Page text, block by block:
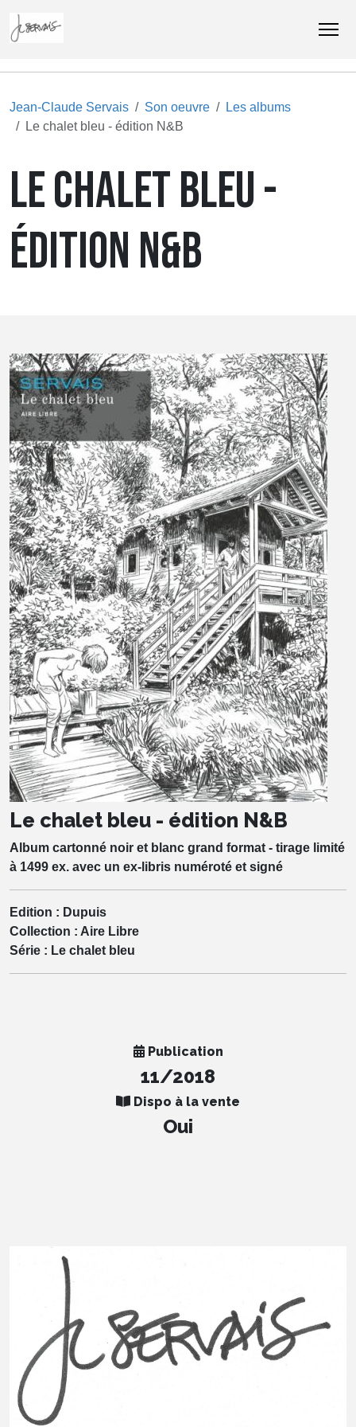
Jean-Claude Servais Son oeuvre
Les albums
Le chalet bleu - édition N&B
LE CHALET BLEU -
ÉDITION N&B
Le chalet bleu - édition N&B
Album cartonné noir et blanc grand format - tirage limité
à 1499 ex. avec un ex-libris numéroté et signé
Edition : Dupuis
Collection : Aire Libre
Série : Le chalet bleu
Publication
11/2018
Dispo à la vente
Oui